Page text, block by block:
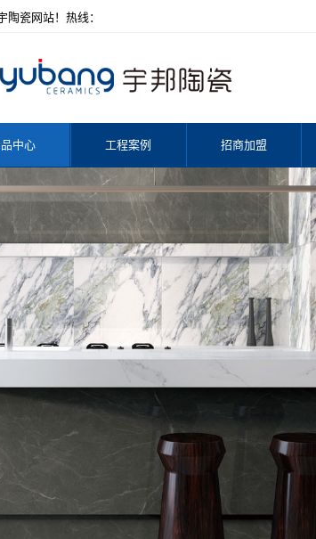
中心 工程案例 招商加盟